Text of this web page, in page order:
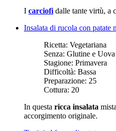
I carciofi dalle tante virtù, a
Insalata di rucola con patate
Ricetta: Vegetariana
Senza: Glutine e Uova
Stagione: Primavera
Difficoltà: Bassa
Preparazione: 25
Cottura: 20
In questa ricca insalata
accorgimento originale.